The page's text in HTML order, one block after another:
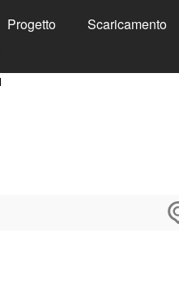
Progetto Scaricamento